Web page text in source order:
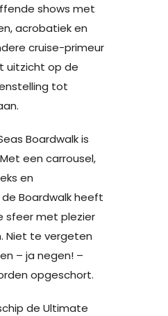
shows met
acrobatiek en
cruise-primeur
uitzicht op de
tot
Boardwalk is
een carrousel,
en
Boardwalk heeft
sfeer met plezier
Niet te vergeten
– ja negen! –
opgeschort.
de Ultimate